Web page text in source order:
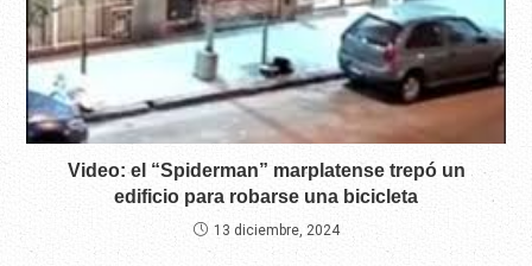
Video: el “Spiderman” marplatense trepó un
edificio para robarse una bicicleta
13 diciembre, 2024